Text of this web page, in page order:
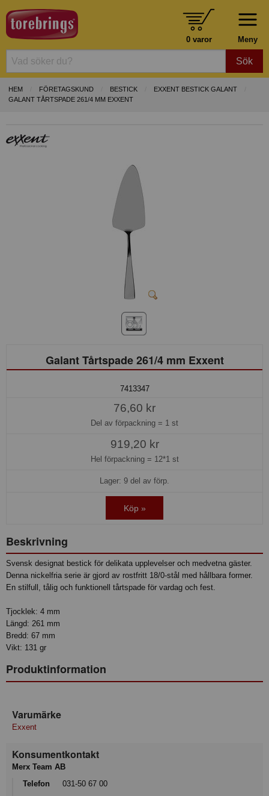
Meny
0 varor
Sök
HEM FÖRETAGSKUND BESTICK
EXXENT BESTICK GALANT
GALANT TÅRTSPADE 261/4 MM EXXENT
Galant Tårtspade 261/4 mm Exxent
7413347
76,60 kr
Del av förpackning = 1 st
919,20 kr
Hel förpackning = 12*1 st
Lager: 9 del av förp.
Köp »
Beskrivning
Svensk designat bestick för delikata upplevelser och medvetna gäster.
Denna nickelfria serie är gjord av rostfritt 18/0-stål med hållbara former.
En stilfull, tålig och funktionell tårtspade för vardag och fest.
Tjocklek: 4 mm
Längd: 261 mm
Bredd: 67 mm
Vikt: 131 gr
Produktinformation
Varumärke
Exxent
Konsumentkontakt
Merx Team AB
Telefon
031-50 67 00